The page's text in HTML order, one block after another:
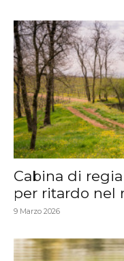
Cabina di
per ritardo nel
9 Marzo 2026